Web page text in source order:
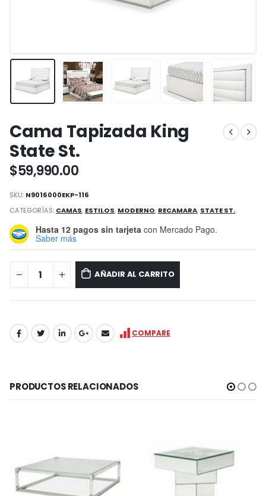
Cama Tapizada King
State St.
$59,990.00
SKU: N9016000EKP-116
CATEGORÍAS: CAMAS, ESTILOS, MODERNO, RECAMARA, STATE ST.
Hasta 12 pagos sin tarjeta con Mercado Pago.
Saber más
AÑADIR AL CARRITO
COMPARE
PRODUCTOS RELACIONADOS